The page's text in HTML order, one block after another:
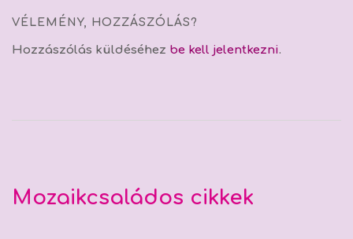
VÉLEMÉNY, HOZZÁSZÓLÁS?
Hozzászólás küldéséhez be kell jelentkezni.
Mozaikcsaládos cikkek